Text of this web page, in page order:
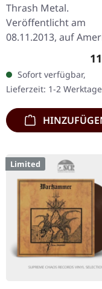
Thrash Metal.
Veröffentlicht am
08.11.2013, auf
Jewelcase. Slayer
ihre Einflüsse schon
immer auf den
blutbespritzten…
Sofort verfügbar,
Lieferzeit: 1-2 Werktage
Limited